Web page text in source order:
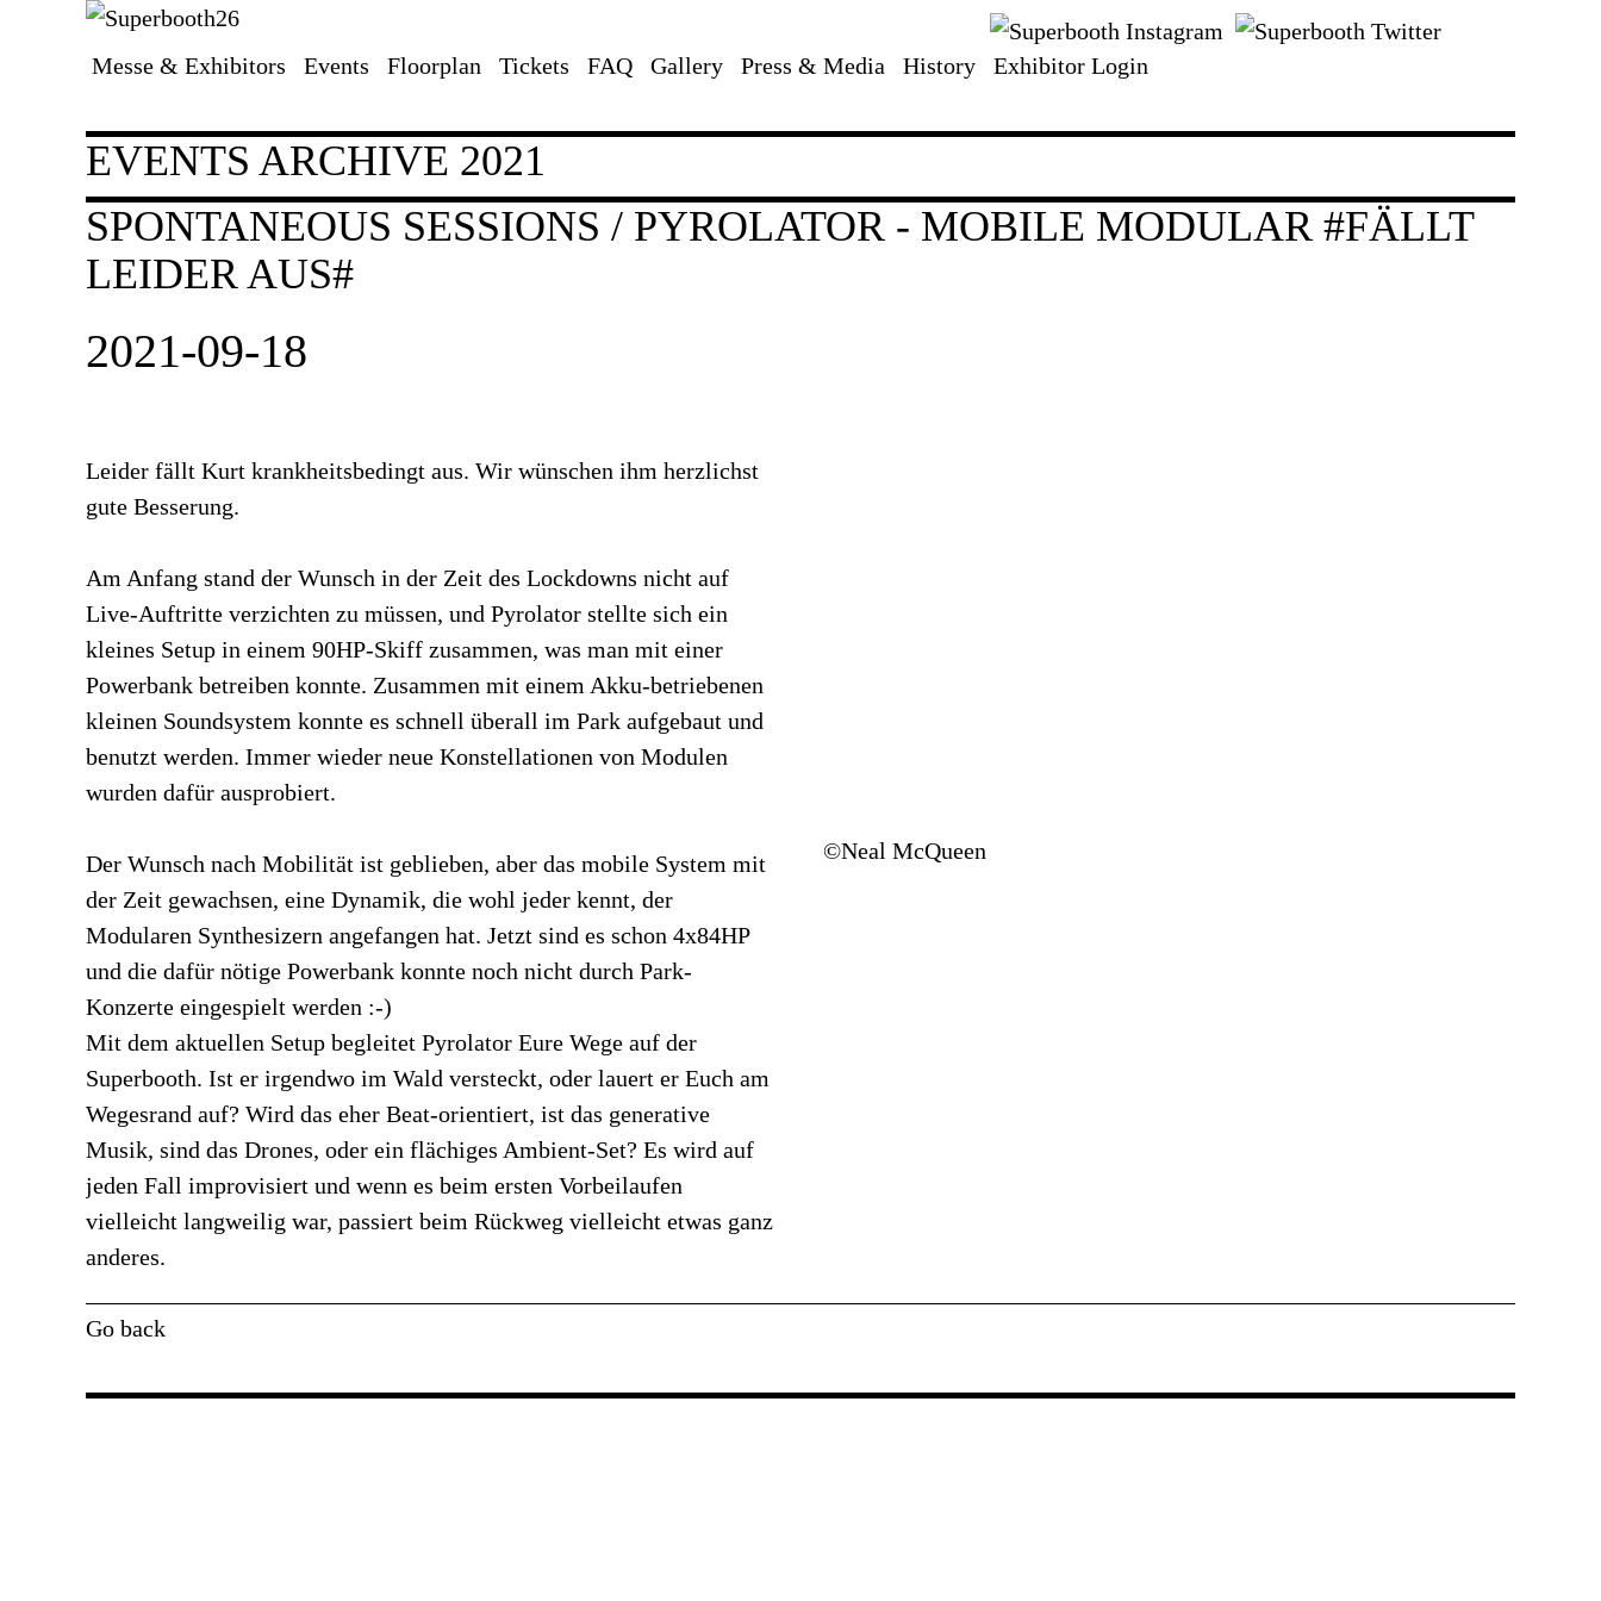
Skip
Messe & Exhibitors Events Floorplan Tickets FAQ Gallery Press & Media History Exhibitor Login
EVENTS ARCHIVE 2021
SPONTANEOUS SESSIONS / PYROLATOR - MOBILE MODULAR #FÄLLT
LEIDER AUS#
2021-09-18
Leider fällt Kurt krankheitsbedingt aus. Wir wünschen ihm herzlichst
gute Besserung.
Am Anfang stand der Wunsch in der Zeit des Lockdowns nicht auf
Live-Auftritte verzichten zu müssen, und Pyrolator stellte sich ein
kleines Setup in einem 90HP-Skiff zusammen, was man mit einer
Powerbank betreiben konnte. Zusammen mit einem Akku-betriebenen
kleinen Soundsystem konnte es schnell überall im Park aufgebaut und
benutzt werden. Immer wieder neue Konstellationen von Modulen
wurden dafür ausprobiert.
Der Wunsch nach Mobilität ist geblieben, aber das mobile System mit
der Zeit gewachsen, eine Dynamik, die wohl jeder kennt, der
Modularen Synthesizern angefangen hat. Jetzt sind es schon 4x84HP
und die dafür nötige Powerbank konnte noch nicht durch Park-
Konzerte eingespielt werden :-)
Mit dem aktuellen Setup begleitet Pyrolator Eure Wege auf der
Superbooth. Ist er irgendwo im Wald versteckt, oder lauert er Euch am
Wegesrand auf? Wird das eher Beat-orientiert, ist das generative
Musik, sind das Drones, oder ein flächiges Ambient-Set? Es wird auf
jeden Fall improvisiert und wenn es beim ersten Vorbeilaufen
vielleicht langweilig war, passiert beim Rückweg vielleicht etwas ganz
anderes.
©Neal McQueen
Go back